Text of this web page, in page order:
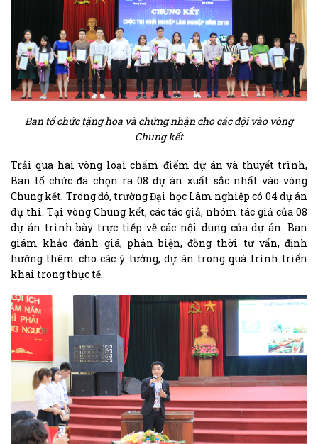
Ban tổ chức tặng hoa và chứng nhận cho các đội vào vòng
Chung kết
Trải qua hai vòng loại chấm điểm dự án và thuyết trình,
Ban tổ chức đã chọn ra 08 dự án xuất sắc nhất vào vòng
Chung kết. Trong đó, trường Đại học Lâm nghiệp có 04 dự án
dự thi. Tại vòng Chung kết, các tác giả, nhóm tác giả của 08
dự án trình bày trực tiếp về các nội dung của dự án. Ban
giám khảo đánh giá, phản biện, đồng thời tư vấn, định
hướng thêm cho các ý tưởng, dự án trong quá trình triển
khai trong thực tế.